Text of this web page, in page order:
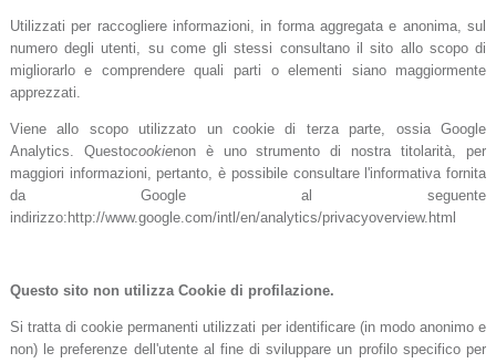
Utilizzati per raccogliere informazioni, in forma aggregata e anonima, sul
numero degli utenti, su come gli stessi consultano il sito allo scopo di
migliorarlo e comprendere quali parti o elementi siano maggiormente
apprezzati.
Viene allo scopo utilizzato un cookie di terza parte, ossia Google
Analytics. Questocookienon è uno strumento di nostra titolarità, per
maggiori informazioni, pertanto, è possibile consultare l'informativa fornita
da Google al seguente
indirizzo:http://www.google.com/intl/en/analytics/privacyoverview.html
Questo sito non utilizza Cookie di profilazione.
Si tratta di cookie permanenti utilizzati per identificare (in modo anonimo e
non) le preferenze dell'utente al fine di sviluppare un profilo specifico per